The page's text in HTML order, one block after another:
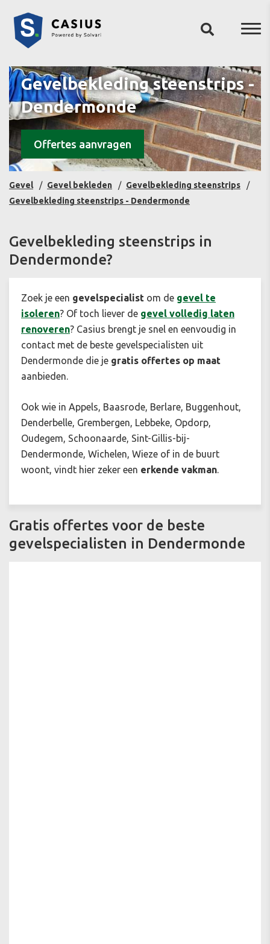
Gevelbekleding steenstrips -
Dendermonde
Offertes aanvragen
Gevel Gevel bekleden
Gevelbekleding steenstrips
Gevelbekleding steenstrips - Dendermonde
Gevelbekleding steenstrips in
Dendermonde?
Zoek je een gevelspecialist om de gevel te
isoleren? Of toch liever de gevel volledig laten
renoveren? Casius brengt je snel en eenvoudig in
contact met de beste gevelspecialisten uit
Dendermonde die je gratis offertes op maat
aanbieden.
Ook wie in Appels, Baasrode, Berlare, Buggenhout,
Denderbelle, Grembergen, Lebbeke, Opdorp,
Oudegem, Schoonaarde, Sint-Gillis-bij-
Dendermonde, Wichelen, Wieze of in de buurt
woont, vindt hier zeker een erkende vakman.
Gratis offertes voor de beste
gevelspecialisten in Dendermonde